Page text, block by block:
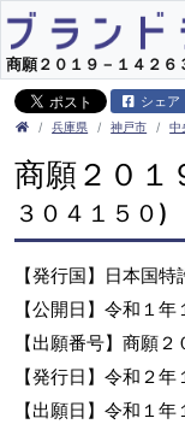
商願２０１９－１４２
シェア
兵庫県 神戸市 中
商願２０１
３０４１５０)
【発行国】日本国
【公開日】令和１
【出願番号】商願
【発行日】令和２
【出願日】令和１